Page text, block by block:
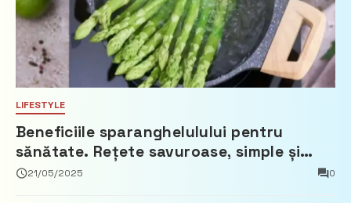
LIFESTYLE
Beneficiile sparanghelulului pentru
sănătate. Rețete savuroase, simple și
ușor de pregătit
21/05/2025 0